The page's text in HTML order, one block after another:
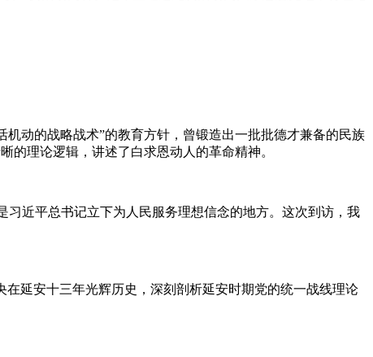
动的战略战术”的教育方针，曾锻造出一批批德才兼备的民族
的理论逻辑，讲述了白求恩动人的革命精神。
近平总书记立下为人民服务理想信念的地方。这次到访，我
延安十三年光辉历史，深刻剖析延安时期党的统一战线理论